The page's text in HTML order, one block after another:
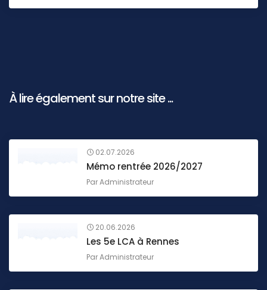
À lire également sur notre site ...
02.07.2026
Mémo rentrée 2026/2027
ParAdministrateur
20.06.2026
Les 5e LCA à Rennes
ParAdministrateur